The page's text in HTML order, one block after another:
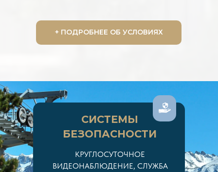
+ ПОДРОБНЕЕ ОБ УСЛОВИЯХ
СИСТЕМЫ
БЕЗОПАСНОСТИ
КРУГЛОСУТОЧНОЕ
ВИДЕОНАБЛЮДЕНИЕ, СЛУЖБА